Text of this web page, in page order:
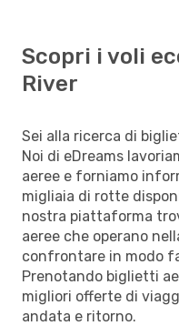
Scopri i voli
River
Sei alla ricerca di
Noi di eDreams
aeree e forniamo
migliaia di rotte
nostra piattaforma
aeree che operano
confrontare in modo
Prenotando biglietti
migliori offerte di
andata e ritorno.